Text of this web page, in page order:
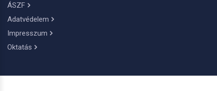
ÁSZF
Adatvédelem
Impresszum
Oktatás